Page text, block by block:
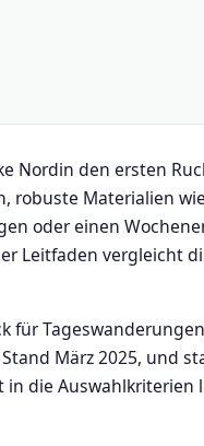
Nordin den ersten
robuste Materialien wie
oder einen
Leitfaden vergleicht
März 2025, und
die Auswahlkriterien